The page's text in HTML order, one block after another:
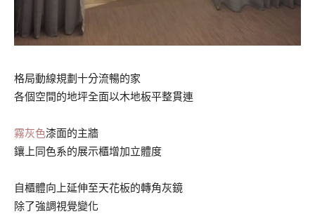
格局動線規劃十分流暢的家
各個空間的地坪全面以木地板平整貫連
霧灰色漆面的主牆
鑲上同色系的展示櫃增加立體度
自櫃體向上延伸至天花板的轉角灰鏡
除了強調視覺變化